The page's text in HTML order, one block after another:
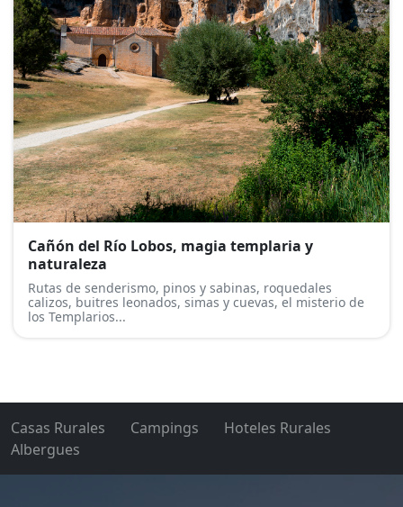
Cañón del Río Lobos, magia templaria y
naturaleza
Rutas de senderismo, pinos y sabinas, roquedales
calizos, buitres leonados, simas y cuevas, el misterio de
los Templarios...
Casas Rurales Campings
Hoteles Rurales
Albergues